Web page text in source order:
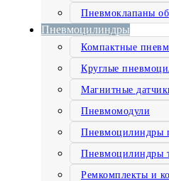
Пневмоклапаны
Пневмоцилиндры
Компактные
Круглые
Магнитные
Пневмомодули
Пневмоцилиндры
Пневмоцилиндры
Ремкомплекты и